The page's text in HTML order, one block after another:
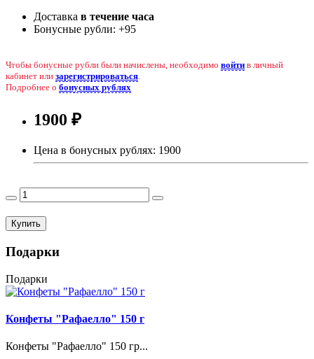
Доставка в течение часа
Бонусные рубли: +95
Чтобы бонусные рубли были начислены, необходимо войти в личный
кабинет или зарегистрироваться.
Подробнее о бонусных рублях
1900 ₽
Цена в бонусных рублях: 1900
Купить
Подарки
Подарки
Конфеты "Рафаелло" 150 г
Конфеты "Рафаелло" 150 гр...